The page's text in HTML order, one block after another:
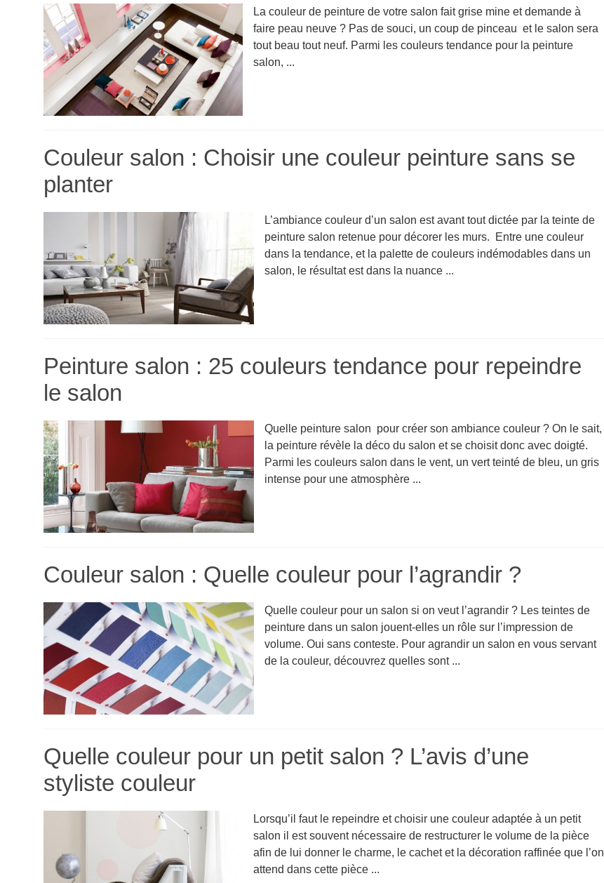
La couleur de peinture de votre salon fait grise mine et demande à
faire peau neuve ? Pas de souci, un coup de pinceau et le salon sera
tout beau tout neuf. Parmi les couleurs tendance pour la peinture
salon, ...
Couleur salon : Choisir une couleur peinture sans se
planter
L’ambiance couleur d’un salon est avant tout dictée par la teinte de
peinture salon retenue pour décorer les murs. Entre une couleur
dans la tendance, et la palette de couleurs indémodables dans un
salon, le résultat est dans la nuance ...
Peinture salon : 25 couleurs tendance pour repeindre
le salon
Quelle peinture salon pour créer son ambiance couleur ? On le sait,
la peinture révèle la déco du salon et se choisit donc avec doigté.
Parmi les couleurs salon dans le vent, un vert teinté de bleu, un gris
intense pour une atmosphère ...
Couleur salon : Quelle couleur pour l’agrandir ?
Quelle couleur pour un salon si on veut l’agrandir ? Les teintes de
peinture dans un salon jouent-elles un rôle sur l’impression de
volume. Oui sans conteste. Pour agrandir un salon en vous servant
de la couleur, découvrez quelles sont ...
Quelle couleur pour un petit salon ? L’avis d’une
styliste couleur
Lorsqu’il faut le repeindre et choisir une couleur adaptée à un petit
salon il est souvent nécessaire de restructurer le volume de la pièce
afin de lui donner le charme, le cachet et la décoration raffinée que l’on
attend dans cette pièce ...